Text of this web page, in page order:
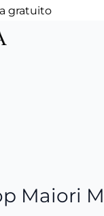
gratuito
Maiori